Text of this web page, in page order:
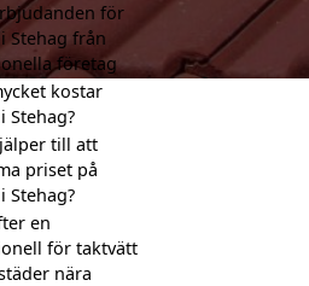
för
Stehag från
företag
kostar
Stehag?
till att
priset på
Stehag?
en
för taktvätt
nära